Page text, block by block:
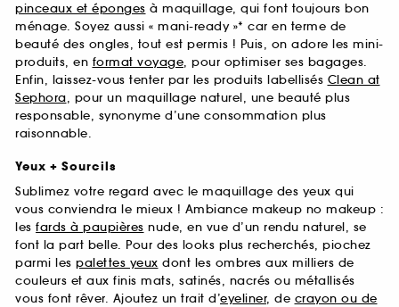
pinceaux et éponges à maquillage, qui font toujours bon
ménage. Soyez aussi « mani-ready »* car en terme de
beauté des ongles, tout est permis ! Puis, on adore les mini-
produits, en format voyage, pour optimiser ses bagages.
Enfin, laissez-vous tenter par les produits labellisés Clean at
Sephora, pour un maquillage naturel, une beauté plus
responsable, synonyme d’une consommation plus
raisonnable.
Yeux + Sourcils
Sublimez votre regard avec le maquillage des yeux qui
vous conviendra le mieux ! Ambiance makeup no makeup :
les fards à paupières nude, en vue d’un rendu naturel, se
font la part belle. Pour des looks plus recherchés, piochez
parmi les palettes yeux dont les ombres aux milliers de
couleurs et aux finis mats, satinés, nacrés ou métallisés
vous font rêver. Ajoutez un trait d’eyeliner, de crayon ou de